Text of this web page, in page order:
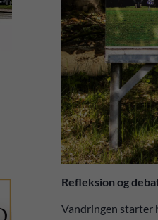
Refleksion og
Vandringen starter